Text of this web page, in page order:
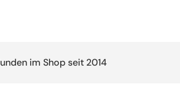
im Shop seit 2014